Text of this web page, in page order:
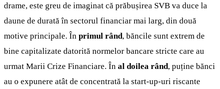
drame, este greu de imaginat că prăbușirea SVB va duce la
daune de durată în sectorul financiar mai larg, din două
motive principale. În primul rând, băncile sunt extrem de
bine capitalizate datorită normelor bancare stricte care au
urmat Marii Crize Financiare. În al doilea rând, puține bănci
au o expunere atât de concentrată la start-up-uri riscante